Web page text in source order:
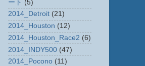
ート (5)
2014_Detroit (21)
2014_Houston (12)
2014_Houston_Race2 (6)
2014_INDY500 (47)
2014_Pocono (11)